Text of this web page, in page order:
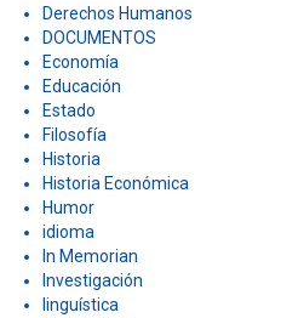
Derechos Humanos
DOCUMENTOS
Economía
Educación
Estado
Filosofía
Historia
Historia Económica
Humor
idioma
In Memorian
Investigación
linguística